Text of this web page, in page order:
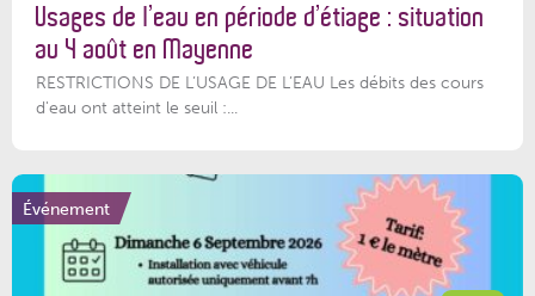
Usages de l’eau en période d’étiage : situation
au 4 août en Mayenne
RESTRICTIONS DE L’USAGE DE L’EAU Les débits des cours
d'eau ont atteint le seuil :...
Événement